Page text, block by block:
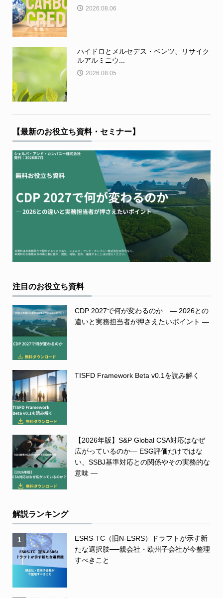
2026.08.06
ハイドロとメルセデス・ベンツ、リサイク
ルアルミニウ...
2026.08.05
【最新のお役立ち資料・セミナー】
注目のお役立ち資料
CDP 2027で何が変わるのか ― 2026との
違いと実務担当者が押さえたいポイント ―
TISFD Framework Beta v0.1を読み解く
【2026年版】S&P Global CSA対応はなぜ
広がっているのか― ESG評価だけではな
い、SSBJ基準対応との関係やその実務的な
意味 ―
解説ランキング
1
ESRS-TC（旧N-ESRS）ドラフトが示す新
たな選択肢──親会社・欧州子会社が今整理
すべきこと